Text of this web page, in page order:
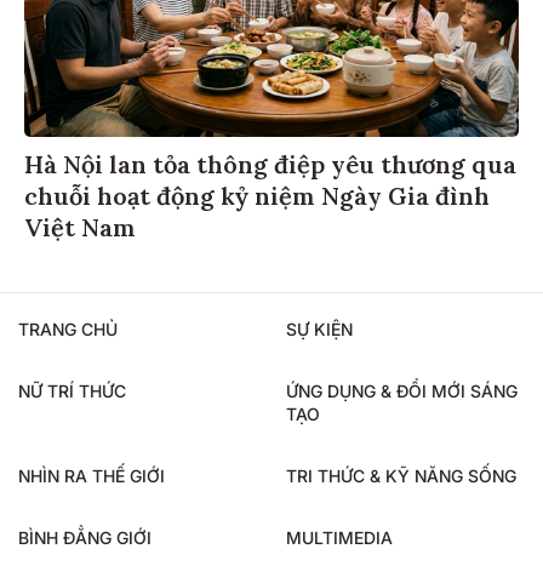
Hà Nội lan tỏa thông điệp yêu thương qua
chuỗi hoạt động kỷ niệm Ngày Gia đình
Việt Nam
TRANG CHỦ SỰ KIỆN
NỮ TRÍ THỨC
ỨNG DỤNG & ĐỔI MỚI SÁNG
TẠO
NHÌN RA THẾ GIỚI TRI THỨC & KỸ NĂNG SỐNG
BÌNH ĐẲNG GIỚI MULTIMEDIA